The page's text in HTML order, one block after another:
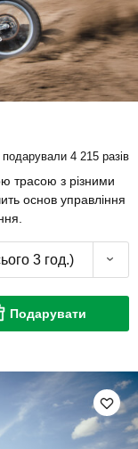
подарували 4 215 разів
трасою з різними
основ управління
3 год.)
Подарувати